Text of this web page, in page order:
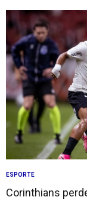
ESPORTE
Corinthians